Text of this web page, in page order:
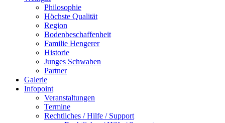
Philosophie
Höchste Qualität
Region
Bodenbeschaffenheit
Familie Hengerer
Historie
Junges Schwaben
Partner
Galerie
Infopoint
Veranstaltungen
Termine
Rechtliches / Hilfe / Support